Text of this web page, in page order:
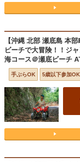
【沖縄 北部 瀬底島 本
ビーチで大冒険！！ジ
海コース＠瀬底ビーチ
手ぶらOK 5歳以下参加OK